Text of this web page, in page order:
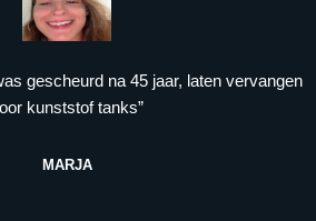
gescheurd na 45 jaar, laten vervangen
kunststof tanks”
MARJA